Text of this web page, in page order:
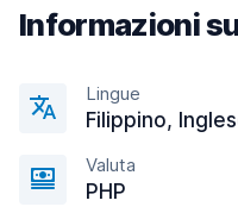
Informazioni
Lingue
Filippino,
Valuta
PHP